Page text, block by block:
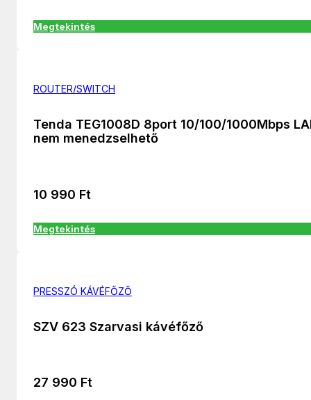
Megtekintés
ROUTER/SWITCH
Tenda TEG1008D 8port 10/100/1000Mbps
nem menedzselhető
10 990 Ft
Megtekintés
PRESSZÓ KÁVÉFŐZŐ
SZV 623 Szarvasi kávéfőző
27 990 Ft